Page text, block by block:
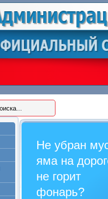
Не убран
яма на
не горит
фонарь?